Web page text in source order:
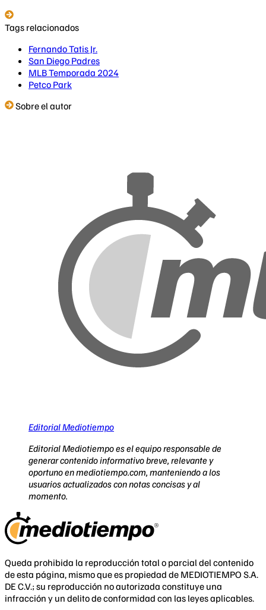
Tags relacionados
Fernando Tatis Jr.
San Diego Padres
MLB Temporada 2024
Petco Park
Sobre el autor
Editorial Mediotiempo
Editorial Mediotiempo es el equipo responsable de
generar contenido informativo breve, relevante y
oportuno en mediotiempo.com, manteniendo a los
usuarios actualizados con notas concisas y al
momento.
Queda prohibida la reproducción total o parcial del contenido
de esta página, mismo que es propiedad de MEDIOTIEMPO S.A.
DE C.V.; su reproducción no autorizada constituye una
infracción y un delito de conformidad con las leyes aplicables.